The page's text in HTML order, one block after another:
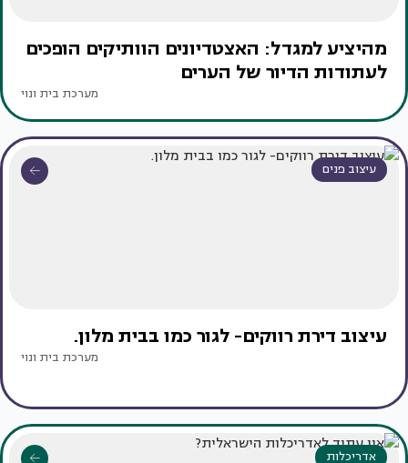
מהיציע למגדל: האצטדיונים הוותיקים הופכים
לעתודות הדיור של הערים
מערכת בית ונוי
עיצוב פנים
עיצוב דירת רווקים- לגור כמו בבית מלון.
מערכת בית ונוי
אדריכלות